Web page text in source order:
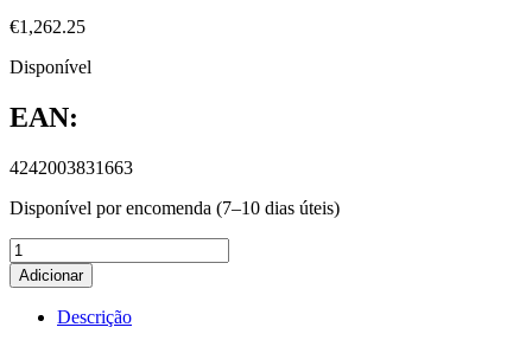
€1,262.25
Disponível
EAN:
4242003831663
Disponível por encomenda (7–10 dias úteis)
Adicionar
Descrição